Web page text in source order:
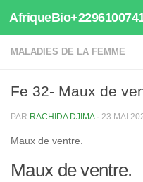
Au dessous du contenu
MALADIES DE LA FEMME
Fe 32- Maux de
PAR RACHIDA DJIMA · 23 MAI
Maux de ventre.
Maux de ventre.